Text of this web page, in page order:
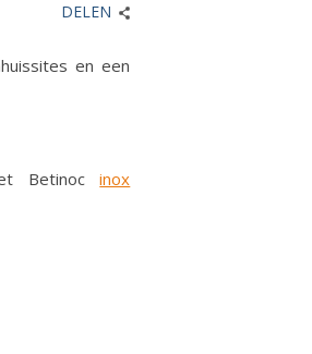
DELEN
en een
Betinocinox